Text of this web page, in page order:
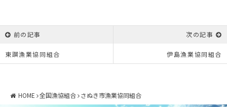
前の記事
東讃漁業協同組合
次の記事
伊島漁業協同組合
HOME 全国漁協組合 さぬき市漁業協同組合